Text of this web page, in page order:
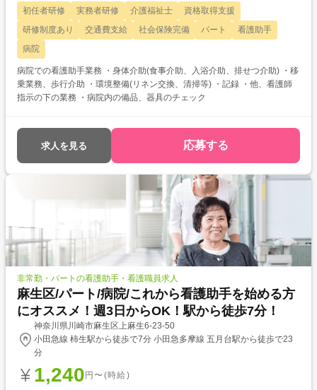
初任者研修 実務者研修 介護福祉士
資格取得支援
研修制度あり
交通費支給 社会保険完備 パート
看護助手
病院
病院での看護助手業務 ・身体介助(食事介助、入浴介助、排せつ介助) ・移
乗業務、歩行介助 ・環境整備(リネン交換、清掃等) ・記録 ・他、看護師
指示の下の業務 ・病院内の備品、器具のチェック
求人を見る 応募する
非常勤・パートの看護助手・看護職員求人
麻生区/パート/病院/これから看護助手を始める方
にオススメ！週3日からOK！駅から徒歩7分！
神奈川県川崎市麻生区上麻生6-23-50
小田急線 柿生駅から徒歩で7分 小田急多摩線 五月台駅から徒歩で23
分
1,240 円〜(時給)